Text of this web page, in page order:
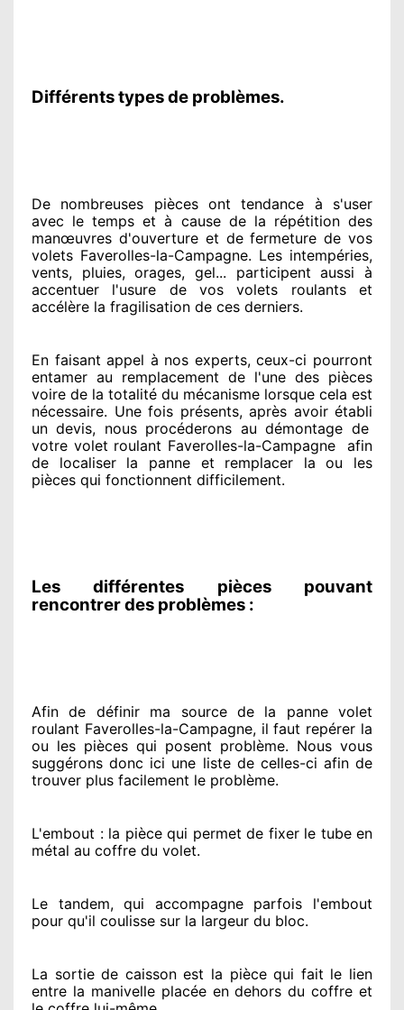
Différents types de problèmes.
De nombreuses pièces ont tendance à s'user
avec le temps et à causede la répétition des
manœuvres d'ouverture et de fermeture de vos
volets Faverolles-la-Campagne. Les intempéries,
vents, pluies, orages, gel... participent aussi à
accentuer l'usure de vos volets roulants et
accélère la fragilisation de ces derniers.
En faisant appel à nos experts, ceux-ci pourront
entamer au remplacement de l'une des pièces
voire de la totalité du mécanisme lorsque cela est
nécessaire. Une fois présents, après avoir établi
un devis, nous procéderons au démontage de
votre volet roulant Faverolles-la-Campagne
afin
de localiser la panne et remplacer la ou les
pièces qui fonctionnent difficilement.
Les différentes pièces pouvant
rencontrer des problèmes :
Afin de définir ma sourcede la panne volet
roulant Faverolles-la-Campagne, il faut repérer la
ou les pièces qui posent problème. Nous vous
suggérons donc ici une liste de celles-ci afin de
trouver plus facilement le problème.
L'embout : la pièce qui permet de fixer le tube en
métal au coffre du volet.
Le tandem, qui accompagne parfois l'embout
pour qu'il coulisse sur la largeur du bloc.
La sortie de caisson est la pièce qui fait le lien
entre la manivelle placéeen dehors du coffre et